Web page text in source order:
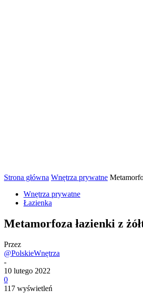
Strona główna Wnętrza prywatne
Wnętrza prywatne
Łazienka
Metamorfoza łazienki z
Przez
@PolskieWnętrza
-
10 lutego 2022
0
117 wyświetleń